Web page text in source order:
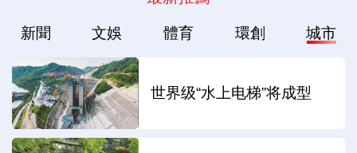
新聞 文娛 體育 環創 城市
世界级“水上电梯”将成型